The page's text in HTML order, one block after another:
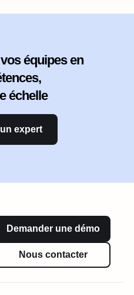
équipes en
échelle
expert
Demander une démo
Nous contacter